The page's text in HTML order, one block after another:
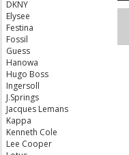
DKNY
Elysee
Festina
Fossil
Guess
Hanowa
Hugo Boss
Ingersoll
J.Springs
Jacques Lemans
Kappa
Kenneth Cole
Lee Cooper